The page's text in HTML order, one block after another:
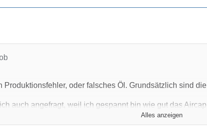
Produktionsfehler, oder falsches Öl. Grundsätzlich sind
auch angefragt, weil ich gespannt bin wie gut das Aircap
ineffizient, da bläst es ohne das 2 Sitzer Windschott
Alles anzeigen